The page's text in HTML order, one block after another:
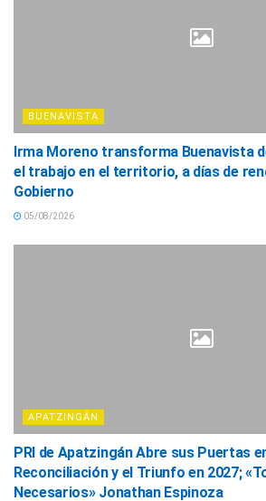
BUENAVISTA
Irma Moreno transforma Buenavista
el trabajo en el territorio, a días de
Gobierno
05/08/2026
APATZINGÁN
PRI de Apatzingán Abre sus Puertas
Reconciliación y el Triunfo en 2027;
Necesarios» Jonathan Espinoza